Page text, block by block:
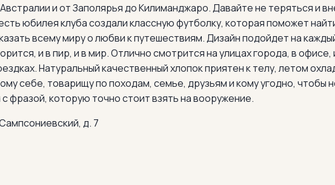
и от Заполярья до Килиманджаро. Давайте не теряться и
юбилея клуба создали классную футболку, которая поможет
всему миру о любви к путешествиям. Дизайн подойдет на
и в пир, и в мир. Отлично смотрится на улицах города, в офисе,
Натуральный качественный хлопок приятен к телу, летом
себе, товарищу по походам, семье, друзьям и кому угодно, чтобы
фразой, которую точно стоит взять на вооружение.
д. 7